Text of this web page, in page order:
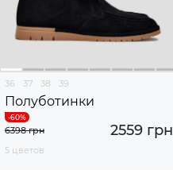
36 37 38 39
Полуботинки
2559 грн
6398 грн
5 цветов